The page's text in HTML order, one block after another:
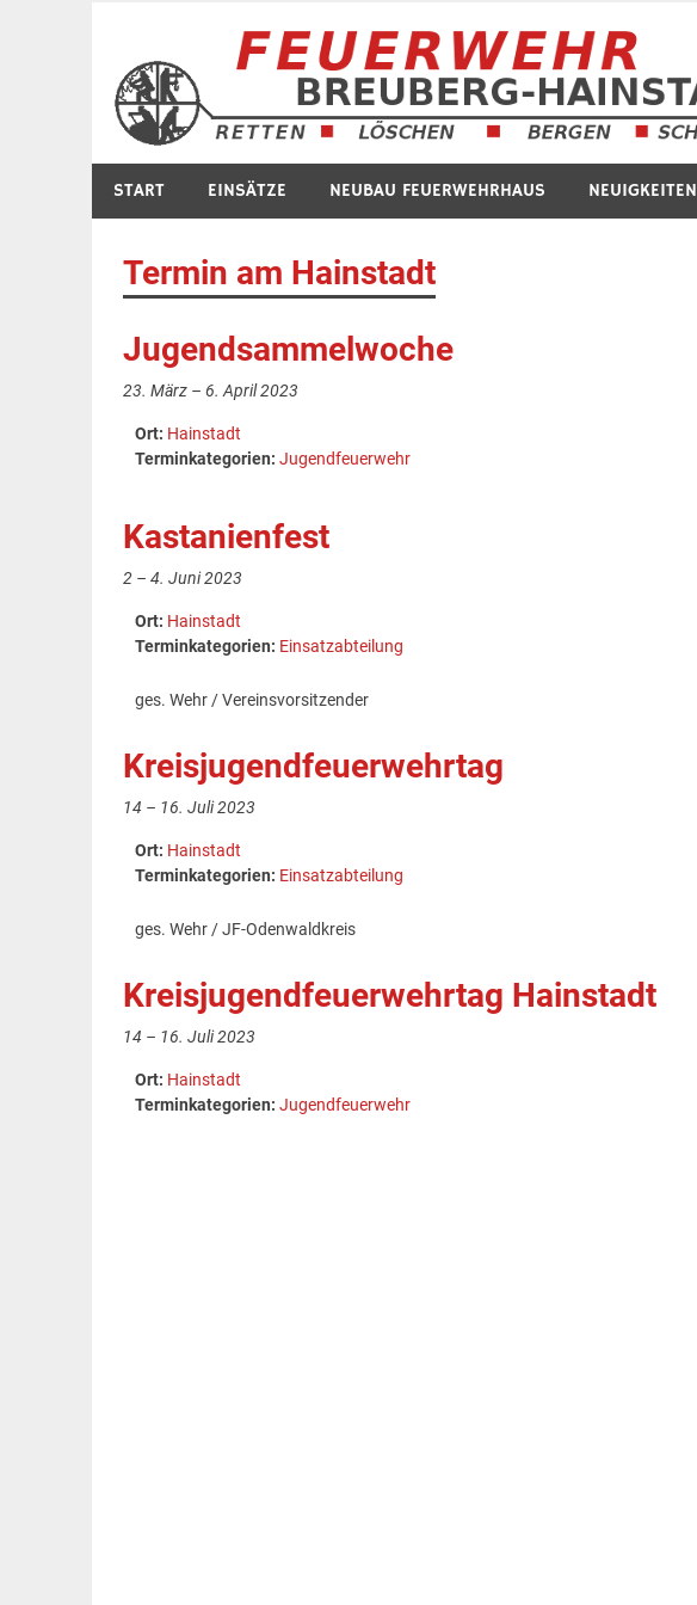
springen
START EINSÄTZE NEUBAU FEUERWEHRHAUS NEUIGKEITEN
Termin am Hainstadt
Jugendsammelwoche
23. März– 6. April 2023
Ort: Hainstadt
Terminkategorien: Jugendfeuerwehr
Kastanienfest
2– 4. Juni 2023
Ort: Hainstadt
Terminkategorien: Einsatzabteilung
ges. Wehr / Vereinsvorsitzender
Kreisjugendfeuerwehrtag
14 – 16. Juli 2023
Ort: Hainstadt
Terminkategorien: Einsatzabteilung
ges. Wehr / JF-Odenwaldkreis
Kreisjugendfeuerwehrtag Hainstadt
14 – 16. Juli 2023
Ort: Hainstadt
Terminkategorien: Jugendfeuerwehr